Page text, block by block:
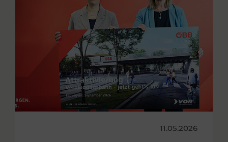
11.05.2026